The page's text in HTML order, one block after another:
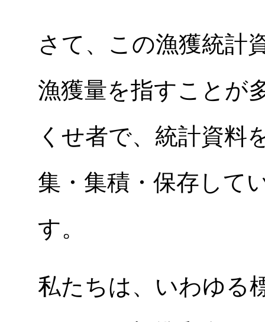
さて、この漁獲統計
漁獲量を指すことが
くせ者で、統計資料
集・集積・保存して
す。
私たちは、いわゆる